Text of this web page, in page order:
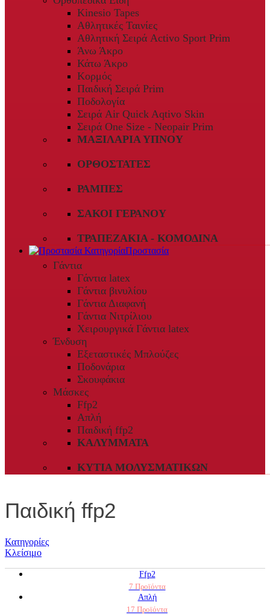
Kinesio Tapes
Αθλητικές Ταινίες
Αθλητική Σειρά Activo Sport Prim
Άνω Άκρο
Κάτω Άκρο
Κορμός
Παιδική Σειρά Prim
Ποδολογία
Σειρά Air Quick Aqtivo Skin
Σειρά One Size - Neopair Prim
ΜΑΞΙΛΆΡΙΑ ΎΠΝΟΥ
ΟΡΘΟΣΤΆΤΕΣ
ΡΆΜΠΕΣ
ΣΆΚΟΙ ΓΕΡΑΝΟΎ
ΤΡΑΠΕΖΆΚΙΑ - ΚΟΜΟΔΊΝΑ
Προστασία
Γάντια
Γάντια latex
Γάντια βινυλίου
Γάντια Διαφανή
Γάντια Νιτρίλιου
Χειρουργικά Γάντια latex
Ένδυση
Εξεταστικές Μπλούζες
Ποδονάρια
Σκουφάκια
Μάσκες
Ffp2
Απλή
Παιδική ffp2
ΚΑΛΎΜΜΑΤΑ
ΚΥΤΊΑ ΜΟΛΥΣΜΑΤΙΚΏΝ
Παιδική ffp2
Κατηγορίες
Κλείσιμο
Ffp2
7 Προϊόντα
Απλή
17 Προϊόντα